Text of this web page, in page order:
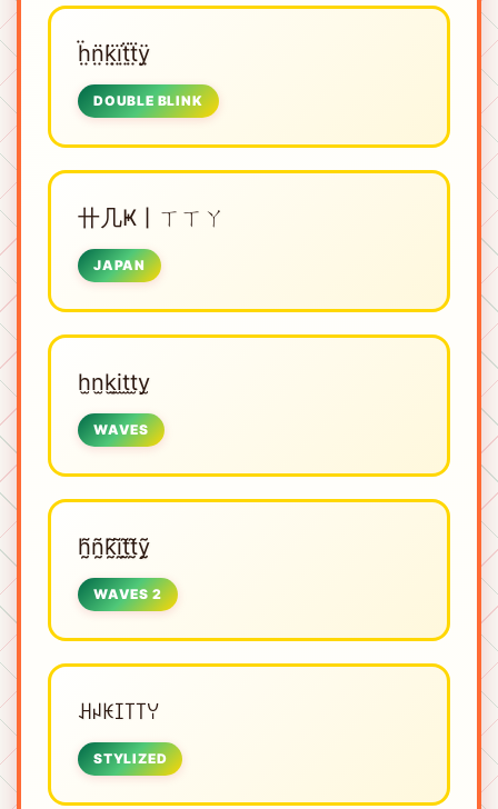
ḧ̤n̤̈k̤̈ï̤ẗ̤ẗ̤ÿ̤
DOUBLE BLINK
卄几Ҝ丨ㄒㄒㄚ
JAPAN
h̫n̫k̫i̫t̫t̫y̫
WAVES
h̰̃ñ̰k̰̃ḭ̃t̰̃t̰̃ỹ̰
WAVES 2
ꃅꈤꀘꀤ꓄꓄ꌩ
STYLIZED